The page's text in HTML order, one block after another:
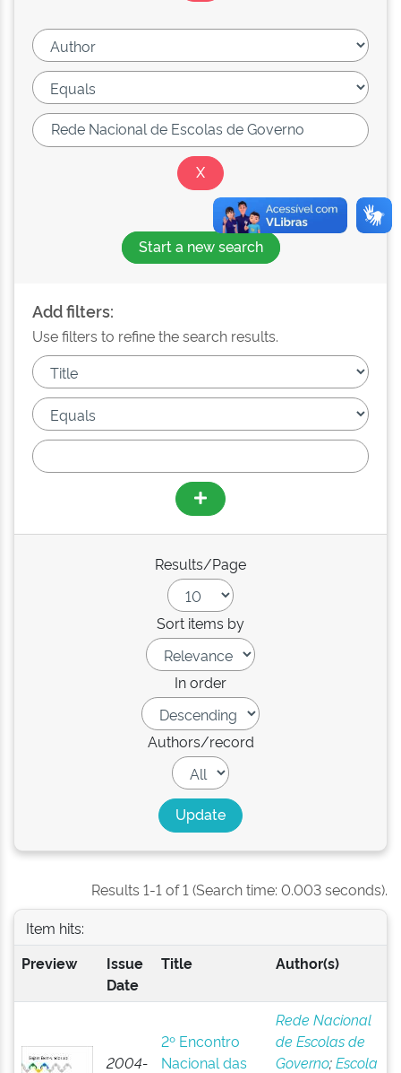
Start a new search
Add filters:
Use filters to refine the search results.
Results/Page
Sort items by
In order
Authors/record
Results 1-1 of 1 (Search time: 0.003 seconds).
Item hits:
Preview
Issue
Date
Title Author(s)
2004-
2º Encontro
Nacional das
Rede Nacional
de Escolas de
Governo;Escola